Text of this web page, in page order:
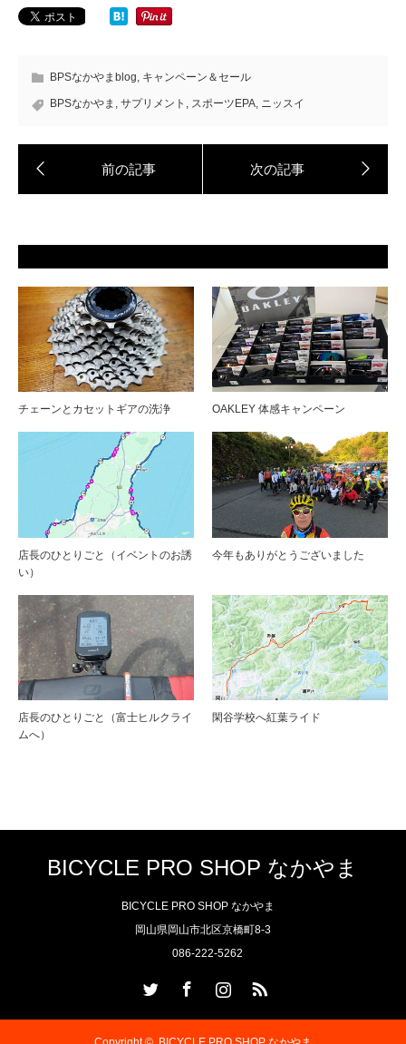
BPSなかやまblog キャンペーン＆セール
BPSなかやま サプリメント スポーツEPA ニッスイ
チェーンとカセットギアの洗浄 OAKLEY 体感キャンペーン
店長のひとりごと（イベントのお誘
い）
今年もありがとうございました
店長のひとりごと（富士ヒルクライ
ムへ）
閑谷学校へ紅葉ライド
BICYCLE PRO SHOP なかやま
BICYCLE PRO SHOP なかやま
岡山県岡山市北区京橋町8-3
086-222-5262